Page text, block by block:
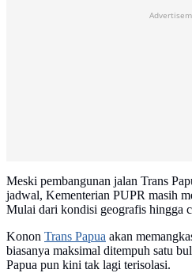
Meski pembangunan jalan Trans
jadwal, Kementerian PUPR masih
Mulai dari kondisi geografis hingga
Konon Trans Papua akan
biasanya maksimal ditempuh satu
Papua pun kini tak lagi terisolasi.